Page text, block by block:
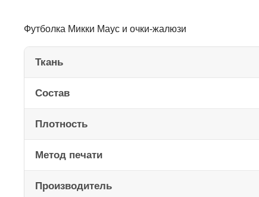
Футболка Микки Маус и очки-жалюзи
Ткань
Состав
Плотность
Метод печати
Производитель